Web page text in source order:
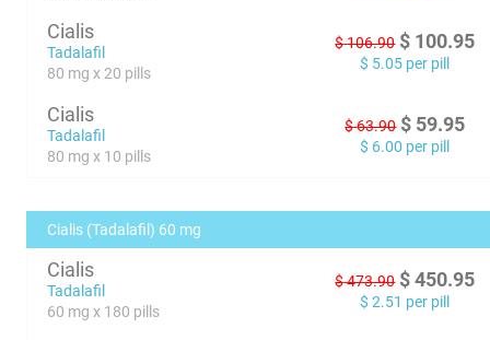
Cialis
Tadalafil
80 mg x 20 pills
$106.90 $ 100.95
$ 5.05 per pill
Cialis
Tadalafil
80 mg x 10 pills
$63.90 $ 59.95
$ 6.00 per pill
Cialis (Tadalafil) 60 mg
Cialis
Tadalafil
60 mg x 180 pills
$473.90 $ 450.95
$ 2.51 per pill